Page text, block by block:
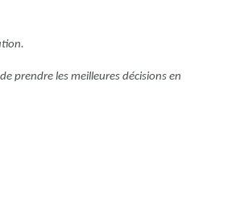
prendre les meilleures décisions en